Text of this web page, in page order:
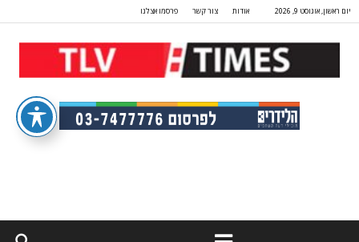
יום ראשון, אוגוסט 9, 2026 אודות צור קשר פרסמו אצלנו